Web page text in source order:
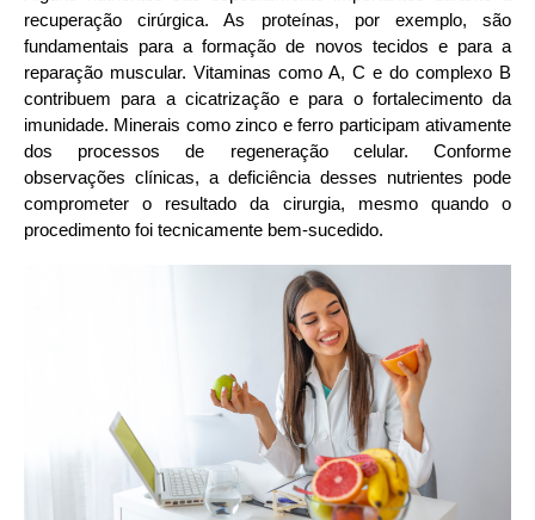
recuperação cirúrgica. As proteínas, por exemplo, são
fundamentais para a formação de novos tecidos e para a
reparação muscular. Vitaminas como A, C e do complexo B
contribuem para a cicatrização e para o fortalecimento da
imunidade. Minerais como zinco e ferro participam ativamente
dos processos de regeneração celular. Conforme
observações clínicas, a deficiência desses nutrientes pode
comprometer o resultado da cirurgia, mesmo quando o
procedimento foi tecnicamente bem-sucedido.